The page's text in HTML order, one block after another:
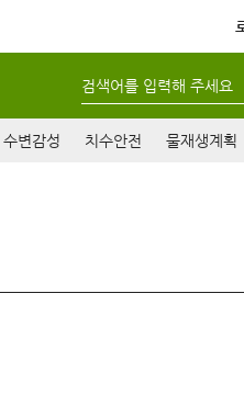
검색어를 입력해 주세요
수변감성 치수안전 물재생계획